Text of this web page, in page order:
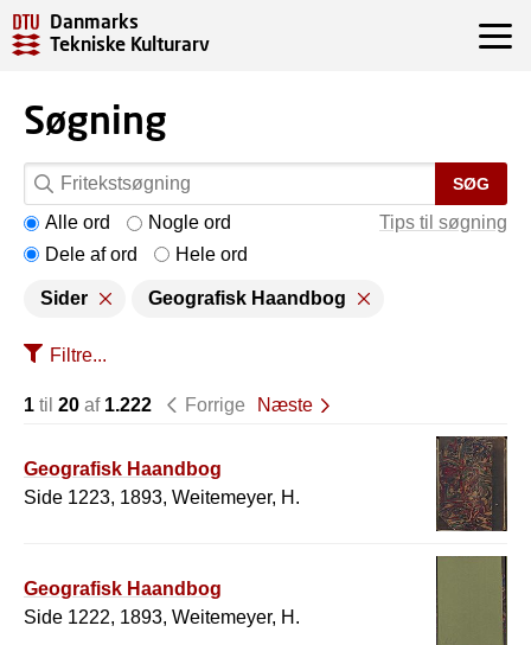
Danmarks
Tekniske Kulturarv
Søgning
SØG
Tips til søgning
Alle ord
Nogle ord
Dele af ord
Hele ord
Sider Geografisk Haandbog
Filtre...
1 til 20 af 1.222 Forrige Næste
Geografisk Haandbog
Side 1223, 1893, Weitemeyer, H.
Geografisk Haandbog
Side 1222, 1893, Weitemeyer, H.